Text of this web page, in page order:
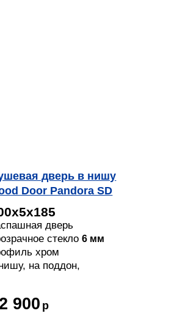
дверь в нишу
Door Pandora SD
дверь
стекло6 мм
хром
на поддон,
900 р